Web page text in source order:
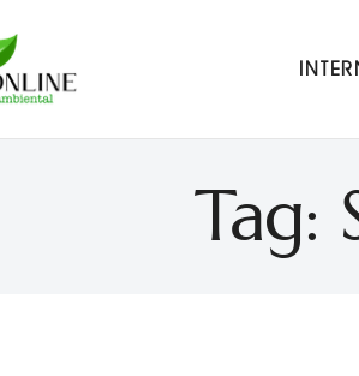
Tag:
autogobernarse